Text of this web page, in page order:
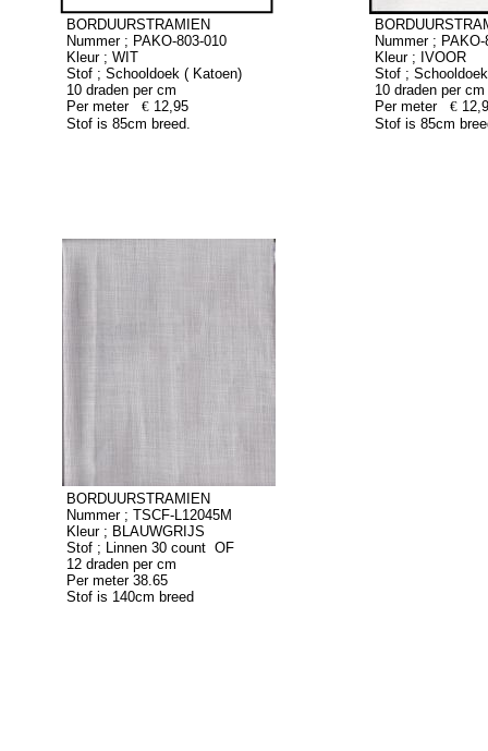
BORDUURSTRAMIEN
Nummer ; PAKO-803-010
Kleur ; WIT
Stof ; Schooldoek ( Katoen)
10 draden per cm
Per meter €12,95
Stof is 85cm breed.
Nummer ; PAKO-
Kleur ; IVOOR
Stof ;
10 draden per cm
Per meter €
Stof is 85cm
BORDUURSTRAMIEN
Nummer ; TSCF-L12045M
Kleur ; BLAUWGRIJS
Stof ; Linnen 30 count OF
12 draden per cm
Per meter 38.65
Stof is 140cm breed